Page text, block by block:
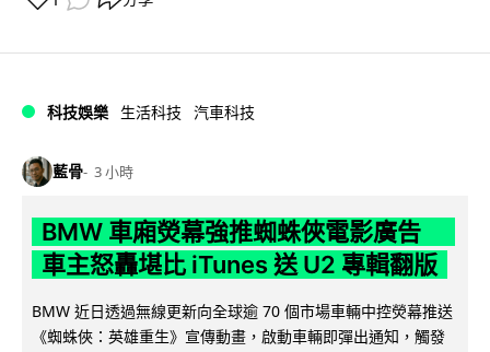
科技娛樂 生活科技 汽車科技
藍骨 3 小時
BMW 車廂熒幕強推蜘蛛俠電影廣告
車主怒轟堪比 iTunes 送 U2 專輯翻版
BMW 近日透過無線更新向全球逾 70 個市場車輛中控熒幕推送
《蜘蛛俠：英雄重生》宣傳動畫，啟動車輛即彈出通知，觸發